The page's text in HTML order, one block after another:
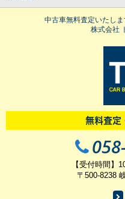
中古車無料査定いたし
株式会社
無料査定
【受付時間】
〒500-8238